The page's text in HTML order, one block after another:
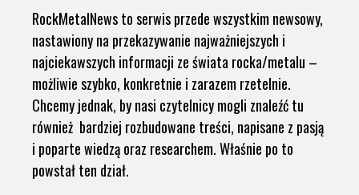
RockMetalNews to serwis przede wszystkim newsowy,
nastawiony na przekazywanie najważniejszych i
najciekawszych informacji ze świata rocka/metalu –
możliwie szybko, konkretnie i zarazem rzetelnie.
Chcemy jednak, by nasi czytelnicy mogli znaleźć tu
również bardziej rozbudowane treści, napisane z pasją
i poparte wiedzą oraz researchem. Właśnie po to
powstał ten dział.